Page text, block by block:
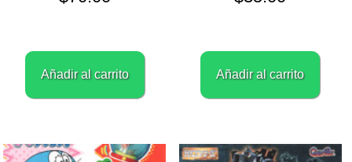
Añadir al carrito Añadir al carrito